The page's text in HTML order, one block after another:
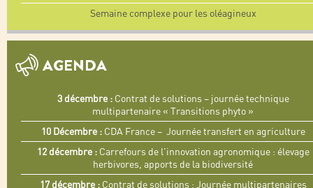
Semaine complexe pour les oléagineux
AGENDA
3 décembre :Contrat de solutions – journée technique
multipartenaire « Transitions phyto »
10 Décembre :CDA France – Journée transfert en agriculture
12 décembre :Carrefours de l'innovation agronomique : élevage
herbivores, apports de la biodiversité
17 décembre :Contrat de solutions : Journée multipartenaires